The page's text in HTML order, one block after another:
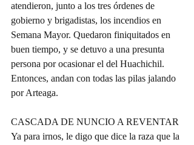
atendieron, junto a los tres órdenes de
gobierno y brigadistas, los incendios en
Semana Mayor. Quedaron finiquitados en
buen tiempo, y se detuvo a una presunta
persona por ocasionar el del Huachichil.
Entonces, andan con todas las pilas jalando
por Arteaga.
CASCADA DE NUNCIO A REVENTAR
Ya para irnos, le digo que dice la raza que la